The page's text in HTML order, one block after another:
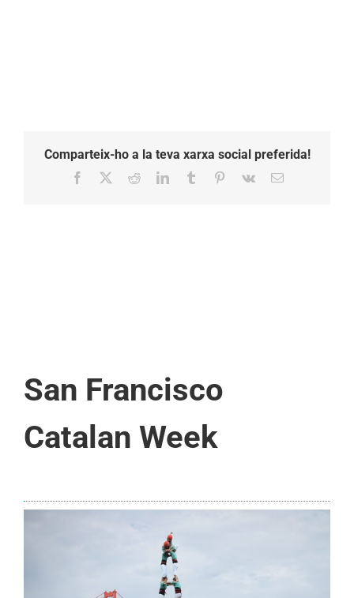
Comparteix-ho a la teva xarxa social preferida!
Facebook RedditLinkedInTumblr Pinterest
Vk Email:
San Francisco
Catalan Week